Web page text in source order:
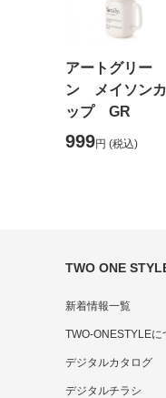
アートグリー
ン メイソンカ
ップ GR
999円 (税込)
TWO ONE
新着情報一覧
TWO-ONESTYLEに
デジタルカタログ
デジタルチラシ